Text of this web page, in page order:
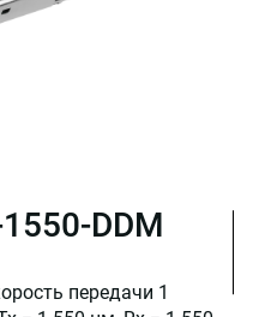
DDM
передачи 1